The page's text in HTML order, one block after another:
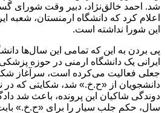
شد. احمد خالق‌نژاد، دبیر وقت
اعلام کرد که دانشگاه ارمنستان، شعبه
این شورا نداشته است.
پی بردن به این که تمامی این سال‌‌ها
ایرانی یک دانشگاه ارمنی در حوزه
جعلی فعالیت می‌کرده است، سرآغاز
دانشجویان از «ح.خ.» شد، شکایتی که در
سال، حکم جلب سیار را برای «ح.خ.»